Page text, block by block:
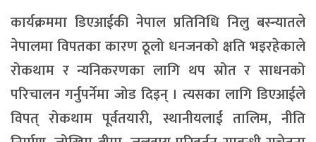
कार्यक्रममा डिएआईकी नेपाल प्रतिनिधि निलु बस्न्यातले
नेपालमा विपतका कारण ठूलो धनजनको क्षति भइरहेकाले
रोकथाम र न्यनिकरणका लागि थप स्रोत र साधनको
परिचालन गर्नुपर्नेमा जोड दिइन् । त्यसका लागि डिएआईले
विपत् रोकथाम पूर्वतयारी, स्थानीयलाई तालिम, नीति